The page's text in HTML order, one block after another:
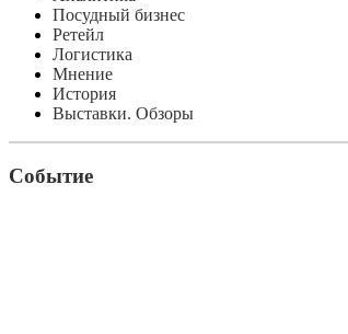
Посудный бизнес
Ретейл
Логистика
Мнение
История
Выставки. Обзоры
Событие